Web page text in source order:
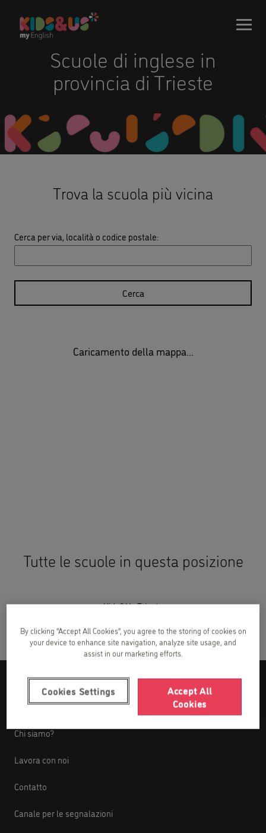
Scuole di inglese in
provincia di Trieste
Trova la scuola più vicina
Cerca per via, località o codice postale:
Cerca
Caricamento della mappa...
Tutte le scuole in questa posizione
Kids&Us Trieste
Chi siamo
Chi siamo?
Lavora con noi
Contatto
Canale per le segnalazioni
By clicking “Accept All Cookies”, you agree to the storing of cookies on
your device to enhance site navigation, analyze site usage, and
assist in our marketing efforts.
Accept All
Cookies
Cookies Settings